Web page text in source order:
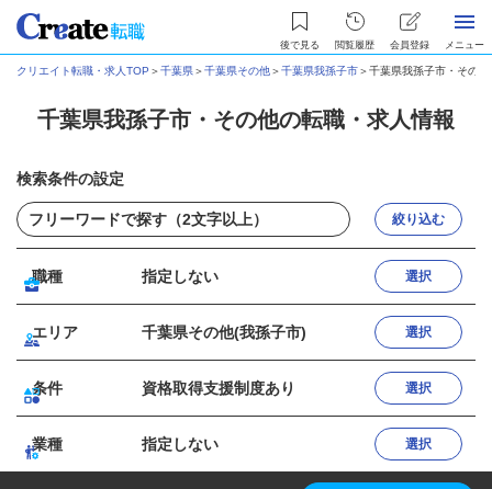
後で見る 閲覧履歴 会員登録 メニュー
クリエイト転職・求人TOP ＞千葉県＞千葉県その他＞千葉県我孫子市＞千葉県我孫子市・その
千葉県我孫子市・その他の転職・求人情報
検索条件の設定
絞り込む
職種 指定しない 選択
エリア 千葉県その他(我孫子市) 選択
条件 資格取得支援制度あり 選択
業種 指定しない 選択